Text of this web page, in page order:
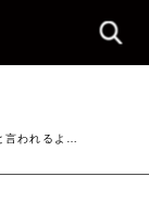
言われるよ…